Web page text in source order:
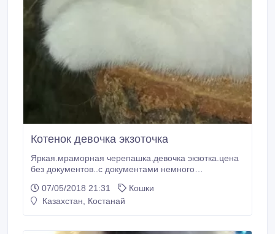
Котенок девочка экзоточка
Яркая.мраморная черепашка.девочка экзотка.цена
без документов..с документами немного
привита.
07/05/2018 21:31
Кошки
Казахстан, Костанай